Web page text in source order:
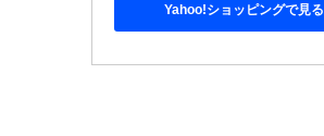
Yahoo!ショッピングで見る